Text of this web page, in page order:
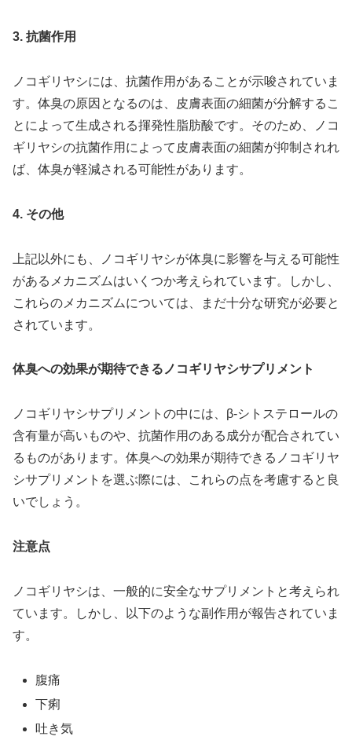
3. 抗菌作用
ノコギリヤシには、抗菌作用があることが示唆されていま
す。体臭の原因となるのは、皮膚表面の細菌が分解するこ
とによって生成される揮発性脂肪酸です。そのため、ノコ
ギリヤシの抗菌作用によって皮膚表面の細菌が抑制されれ
ば、体臭が軽減される可能性があります。
4. その他
上記以外にも、ノコギリヤシが体臭に影響を与える可能性
があるメカニズムはいくつか考えられています。しかし、
これらのメカニズムについては、まだ十分な研究が必要と
されています。
体臭への効果が期待できるノコギリヤシサプリメント
ノコギリヤシサプリメントの中には、β-シトステロールの
含有量が高いものや、抗菌作用のある成分が配合されてい
るものがあります。体臭への効果が期待できるノコギリヤ
シサプリメントを選ぶ際には、これらの点を考慮すると良
いでしょう。
注意点
ノコギリヤシは、一般的に安全なサプリメントと考えられ
ています。しかし、以下のような副作用が報告されていま
す。
腹痛
下痢
吐き気